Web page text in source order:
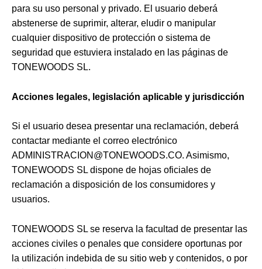
para su uso personal y privado. El usuario deberá
abstenerse de suprimir, alterar, eludir o manipular
cualquier dispositivo de protección o sistema de
seguridad que estuviera instalado en las páginas de
TONEWOODS SL.
Acciones legales, legislación aplicable y jurisdicción
Si el usuario desea presentar una reclamación, deberá
contactar mediante el correo electrónico
ADMINISTRACION@TONEWOODS.CO. Asimismo,
TONEWOODS SL dispone de hojas oficiales de
reclamación a disposición de los consumidores y
usuarios.
TONEWOODS SL se reserva la facultad de presentar las
acciones civiles o penales que considere oportunas por
la utilización indebida de su sitio web y contenidos, o por